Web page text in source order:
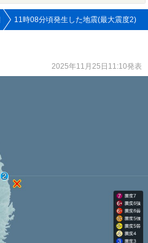
11時08分頃発生した地震(最大震度2)
2025年11月25日11:10発表